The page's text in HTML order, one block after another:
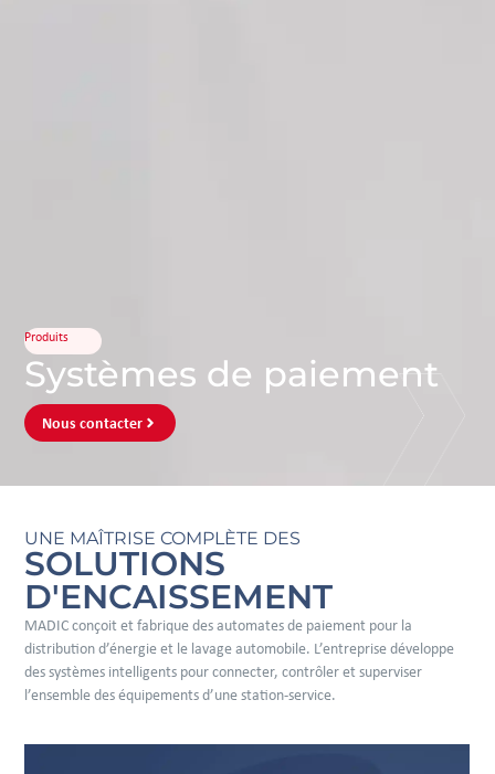
Produits
Systèmes de paiement
Nous contacter
UNE MAÎTRISE COMPLÈTE DES
SOLUTIONS
D'ENCAISSEMENT
MADIC conçoit et fabrique des automates de paiement pour la
distribution d’énergie et le lavage automobile. L’entreprise développe
des systèmes intelligents pour connecter, contrôler et superviser
l’ensemble des équipements d’une station-service.